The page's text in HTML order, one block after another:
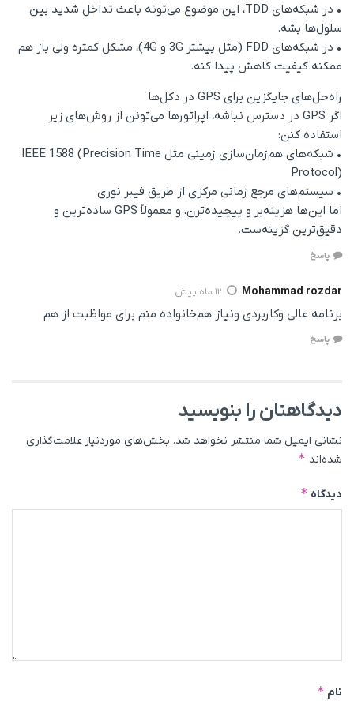
• در شبکه‌های TDD، این موضوع می‌تونه باعث تداخل شدید بین
سلول‌ها بشه.
• در شبکه‌های FDD (مثل بیشتر 3G و 4G)، مشکل کمتره ولی باز هم
ممکنه کیفیت کاهش پیدا کنه.
راه‌حل‌های جایگزین برای GPS در دکل‌ها
اگر GPS در دسترس نباشه، اپراتورها می‌تونن از روش‌های زیر
استفاده کنن:
• شبکه‌های هم‌زمان‌سازی زمینی مثل IEEE 1588 (Precision Time
Protocol)
• سیستم‌های مرجع زمانی مرکزی از طریق فیبر نوری
اما این‌ها هزینه‌بر و پیچیده‌ترن، و معمولاً GPS ساده‌ترین و
دقیق‌ترین گزینه‌ست.
پاسخ
Mohammad rozdar 12 ماه پیش
برنامه عالی وکاربردی ونیاز هم‌خانواده منم برای مواظبت از هم
پاسخ
دیدگاهتان را بنویسید
نشانی ایمیل شما منتشر نخواهد شد. بخش‌های موردنیاز علامت‌گذاری
شده‌اند *
دیدگاه *
نام *